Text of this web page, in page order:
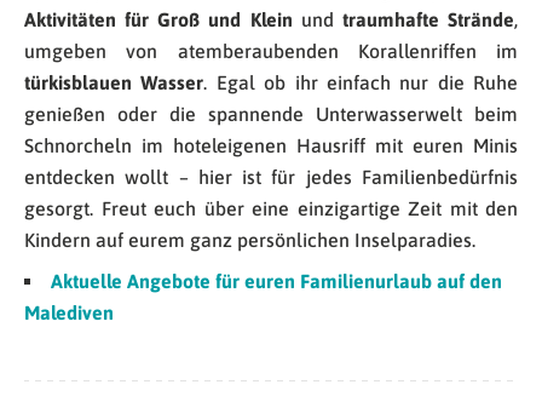
Aktivitäten für Groß und Klein und traumhafte Strände,
umgeben von atemberaubenden Korallenriffen im
türkisblauen Wasser. Egal ob ihr einfach nur die Ruhe
genießen oder die spannende Unterwasserwelt beim
Schnorcheln im hoteleigenen Hausriff mit euren Minis
entdecken wollt – hier ist für jedes Familienbedürfnis
gesorgt. Freut euch über eine einzigartige Zeit mit den
Kindern auf eurem ganz persönlichen Inselparadies.
Aktuelle Angebote für euren Familienurlaub auf den
Malediven